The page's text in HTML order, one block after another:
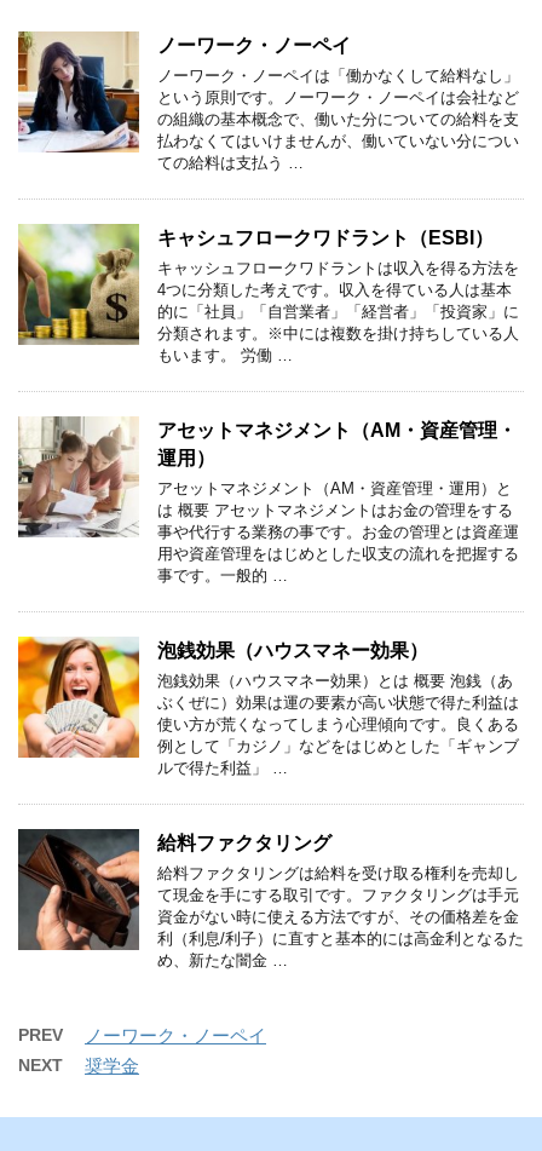
ノーワーク・ノーペイ
ノーワーク・ノーペイは「働かなくして給料なし」
という原則です。ノーワーク・ノーペイは会社など
の組織の基本概念で、働いた分についての給料を支
払わなくてはいけませんが、働いていない分につい
ての給料は支払う …
キャシュフロークワドラント（ESBI）
キャッシュフロークワドラントは収入を得る方法を
4つに分類した考えです。収入を得ている人は基本
的に「社員」「自営業者」「経営者」「投資家」に
分類されます。※中には複数を掛け持ちしている人
もいます。 労働 …
アセットマネジメント（AM・資産管理・
運用）
アセットマネジメント（AM・資産管理・運用）と
は 概要 アセットマネジメントはお金の管理をする
事や代行する業務の事です。お金の管理とは資産運
用や資産管理をはじめとした収支の流れを把握する
事です。一般的 …
泡銭効果（ハウスマネー効果）
泡銭効果（ハウスマネー効果）とは 概要 泡銭（あ
ぶくぜに）効果は運の要素が高い状態で得た利益は
使い方が荒くなってしまう心理傾向です。良くある
例として「カジノ」などをはじめとした「ギャンブ
ルで得た利益」 …
給料ファクタリング
給料ファクタリングは給料を受け取る権利を売却し
て現金を手にする取引です。ファクタリングは手元
資金がない時に使える方法ですが、その価格差を金
利（利息/利子）に直すと基本的には高金利となるた
め、新たな闇金 …
PREV ノーワーク・ノーペイ
NEXT 奨学金